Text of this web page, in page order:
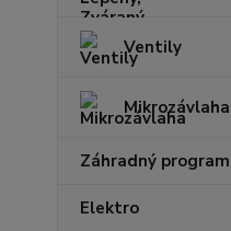
Ventily
Mikrozávlaha
Záhradný program
Elektro